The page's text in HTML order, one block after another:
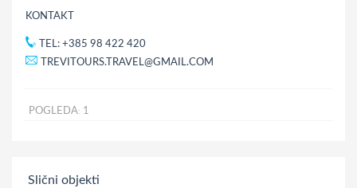
KONTAKT
TEL: +385 98 422 420
TREVITOURS.TRAVEL@GMAIL.COM
POGLEDA: 1
Slični objekti